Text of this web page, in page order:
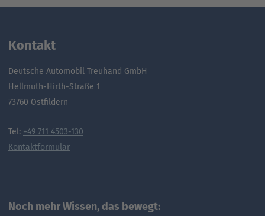
Kontakt
Deutsche Automobil Treuhand GmbH
Hellmuth-Hirth-Straße 1
73760 Ostfildern
Tel: +49 711 4503-130
Kontaktformular
Noch mehr Wissen, das bewegt: